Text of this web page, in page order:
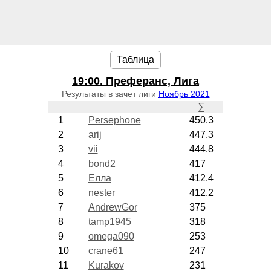
Таблица
19:00. Преферанс, Лига
Результаты в зачет лиги Ноябрь 2021
∑
1
Persephone
450.3
2
arij
447.3
3
vii
444.8
4
bond2
417
5
Елла
412.4
6
nester
412.2
7
AndrewGor
375
8
tamp1945
318
9
omega090
253
10
crane61
247
11
Kurakov 231